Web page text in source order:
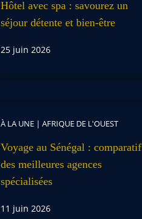
Hôtel avec spa : savourez un
séjour détente et bien-être
25 juin 2026
À LA UNE| AFRIQUE DE L'OUEST
Voyage au Sénégal : comparatif
des meilleures agences
spécialisées
11 juin 2026